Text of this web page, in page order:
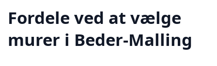
Fordele ved at vælge
murer i Beder-Malling